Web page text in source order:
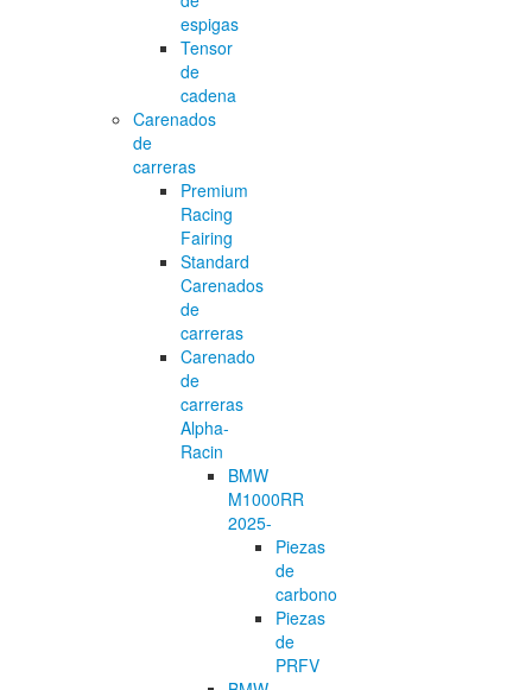
espigas
Tensor
de
cadena
Carenados
de
carreras
Premium
Racing
Fairing
Standard
Carenados
de
carreras
Carenado
de
carreras
Alpha-
Racin
BMW
M1000RR
2025-
Piezas
de
carbono
Piezas
de
PRFV